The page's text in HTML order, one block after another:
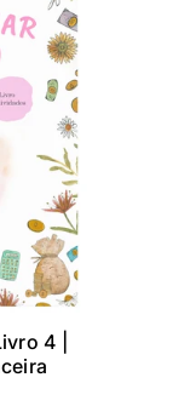
4 |